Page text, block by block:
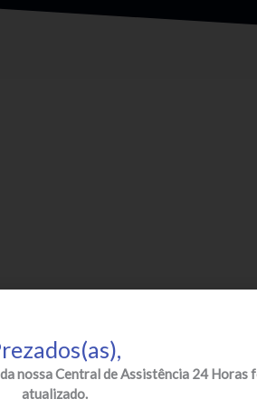
nossa Central de Assistência 24 Horas
atualizado.